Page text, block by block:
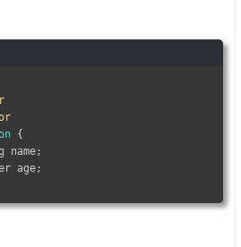
{
name;
age;